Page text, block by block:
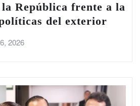
República frente a la
del exterior
2026